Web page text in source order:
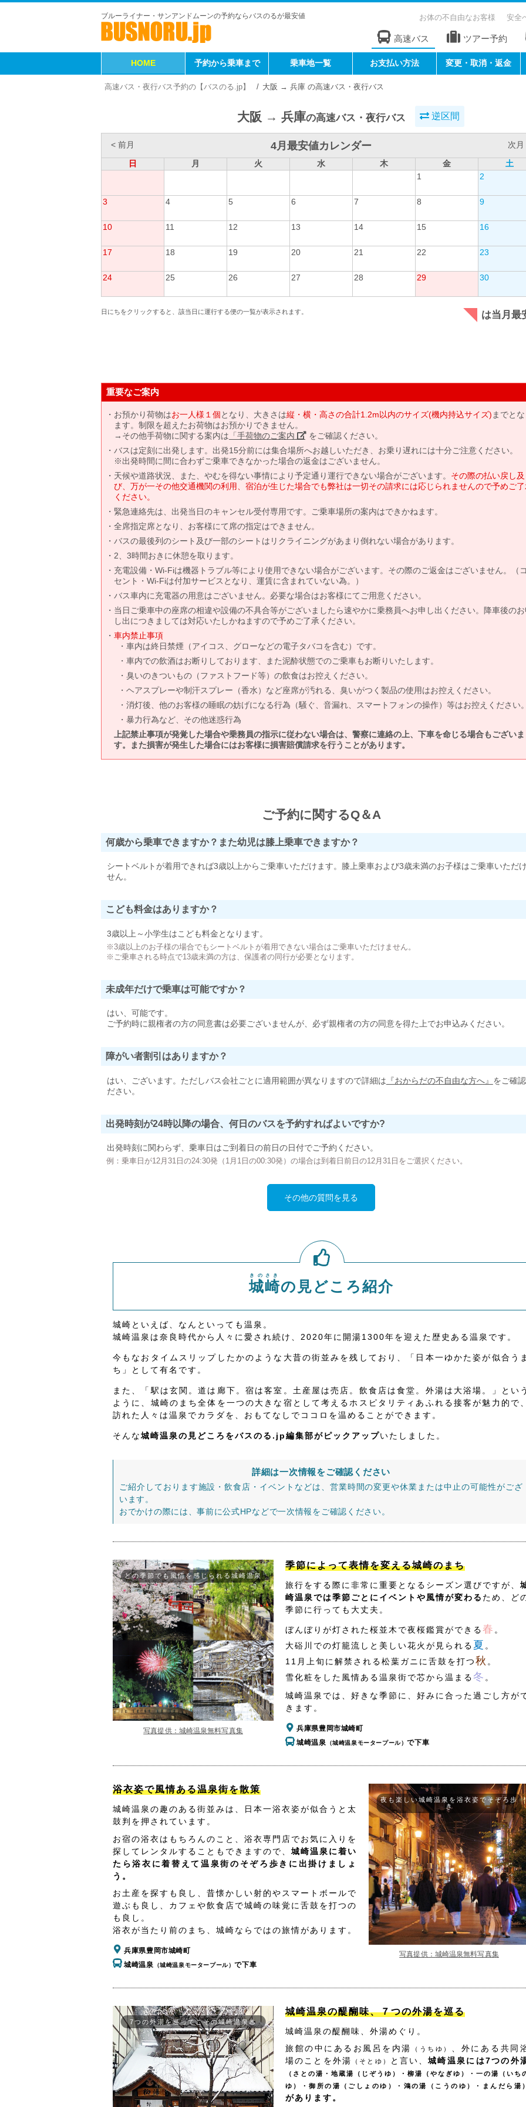
ブルーライナー・サンアンドムーンの予約ならバスのるが最安値 お体の不自由なお客様 安全
高速バス ツアー予約
HOME 予約から乗車まで 乗車地一覧 お支払い方法 変更・取消・返金
高速バス・夜行バス予約の【バスのる.jp】 大阪 → 兵庫 の高速バス・夜行バス
大阪 → 兵庫の高速バス・夜行バス 逆区間
< 前月 4月最安値カレンダー
次月
日
月 火 水 木 金
土
1
2
3 4 5 6 7 8 9
10 11 12 13 14 15 16
17 18 19 20 21 22 23
24 25 26 27 28 29 30
日にちをクリックすると、該当日に運行する便の一覧が表示されます。 は当月最
重要なご案内
お預かり荷物はお一人様１個となり、大きさは縦・横・高さの合計1.2m以内のサイズ(機内持込サイズ) までと
ます。制限を超えたお荷物はお預かりできません。
→その他手荷物に関する案内は 「手荷物のご案内」 をご確認ください。
バスは定刻に出発します。出発15分前には集合場所へお越しいただき、お乗り遅れには十分ご注意ください。
※出発時間に間に合わずご乗車できなかった場合の返金はございません。
天候や道路状況、また、やむを得ない事情により予定通り運行できない場合がございます。 その際の払い戻し及
び、万が一その他交通機関の利用、宿泊が生じた場合でも弊社は一切その請求には応じられませんので予めご
ください。
緊急連絡先は、出発当日のキャンセル受付専用です。ご乗車場所の案内はできかねます。
全席指定席となり、お客様にて席の指定はできません。
バスの最後列のシート及び一部のシートはリクライニングがあまり倒れない場合があります。
2、3時間おきに休憩を取ります。
充電設備・Wi-Fiは機器トラブル等により使用できない場合がございます。その際のご返金はございません。（
セント・Wi-Fiは付加サービスとなり、運賃に含まれていない為。）
バス車内に充電器の用意はございません。必要な場合はお客様にてご用意ください。
当日ご乗車中の座席の相違や設備の不具合等がございましたら速やかに乗務員へお申し出ください。降車後の
し出につきましては対応いたしかねますので予めご了承ください。
車内禁止事項
車内は終日禁煙（アイコス、グローなどの電子タバコを含む）です。
車内での飲酒はお断りしております、また泥酔状態でのご乗車もお断りいたします。
臭いのきついもの（ファストフード等）の飲食はお控えください。
ヘアスプレーや制汗スプレー（香水）など座席が汚れる、臭いがつく製品の使用はお控えください。
消灯後、他のお客様の睡眠の妨げになる行為（騒ぐ、音漏れ、スマートフォンの操作）等はお控えください
暴力行為など、その他迷惑行為
上記禁止事項が発覚した場合や乗務員の指示に従わない場合は、警察に連絡の上、下車を命じる場合もございま
す。また損害が発生した場合にはお客様に損害賠償請求を行うことがあります。
ご予約に関するQ＆A
何歳から乗車できますか？また幼児は膝上乗車できますか？
シートベルトが着用できれば3歳以上からご乗車いただけます。膝上乗車および3歳未満のお子様はご乗車いただ
せん。
こども料金はありますか？
3歳以上～小学生はこども料金となります。
※3歳以上のお子様の場合でもシートベルトが着用できない場合はご乗車いただけません。
※ご乗車される時点で13歳未満の方は、保護者の同行が必要となります。
未成年だけで乗車は可能ですか？
はい、可能です。
ご予約時に親権者の方の同意書は必要ございませんが、必ず親権者の方の同意を得た上でお申込みください。
障がい者割引はありますか？
はい、ございます。ただしバス会社ごとに適用範囲が異なりますので詳細は 『おからだの不自由な方へ』 をご確
ださい。
出発時刻が24時以降の場合、何日のバスを予約すればよいですか?
出発時刻に関わらず、乗車日はご到着日の前日の日付でご予約ください。
例：乗車日が12月31日の24:30発（1月1日の00:30発）の場合は到着日前日の12月31日をご選択ください。
その他の質問を見る
城崎
きのさき
の見どころ紹介
城崎といえば、なんといっても温泉。
城崎温泉は奈良時代から人々に愛され続け、2020年に開湯1300年を迎えた歴史ある温泉です。
今もなおタイムスリップしたかのような大昔の街並みを残しており、「日本一ゆかた姿が似合う
ち」として有名です。
また、「駅は玄関。道は廊下。宿は客室。土産屋は売店。飲食店は食堂。外湯は大浴場。」とい
ように、城崎のまち全体を一つの大きな宿として考えるホスピタリティあふれる接客が魅力的で
訪れた人々は温泉でカラダを、おもてなしでココロを温めることができます。
そんな城崎温泉の見どころをバスのる.jp編集部がピックアップいたしました。
詳細は一次情報をご確認ください
ご紹介しております施設・飲食店・イベントなどは、営業時間の変更や休業または中止の可能性がござ
います。
おでかけの際には、事前に公式HPなどで一次情報をご確認ください。
どの季節でも風情を感じられる城崎温泉
写真提供：城崎温泉無料写真集
季節によって表情を変える城崎のまち
旅行をする際に非常に重要となるシーズン選びですが、
崎温泉では季節ごとにイベントや風情が変わる ため、ど
季節に行っても大丈夫。
ぼんぼりが灯された桜並木で夜桜鑑賞ができる春 。
大硲川での灯籠流しと美しい花火が見られる 夏 。
11月上旬に解禁される松葉ガニに舌鼓を打つ秋 。
雪化粧をした風情ある温泉街で芯から温まる冬 。
城崎温泉では、好きな季節に、好みに合った過ごし方が
きます。
兵庫県豊岡市城崎町
城崎温泉 （城崎温泉モータープール）で下車
浴衣姿で風情ある温泉街を散策
城崎温泉の趣のある街並みは、日本一浴衣姿が似合うと太
鼓判を押されています。
お宿の浴衣はもちろんのこと、浴衣専門店でお気に入りを
探してレンタルすることもできますので、 城崎温泉に着い
たら浴衣に着替えて温泉街のそぞろ歩きに出掛けましょ
う。
お土産を探すも良し、昔懐かしい射的やスマートボールで
遊ぶも良し、カフェや飲食店で城崎の味覚に舌鼓を打つの
も良し。
浴衣が当たり前のまち、城崎ならではの旅情があります。
兵庫県豊岡市城崎町
城崎温泉 （城崎温泉モータープール）で下車
夜も楽しい城崎温泉を浴衣姿でそぞろ歩
き
写真提供：城崎温泉無料写真集
7つの外湯を巡ってこその城崎温泉♨
城崎温泉の醍醐味、７つの外湯を巡る
城崎温泉の醍醐味、外湯めぐり。
旅館の中にあるお風呂を内湯
（うちゆ） 、外にある共同
場のことを外湯
（そとゆ） と言い、 城崎温泉には7つの外
（さとの湯・地蔵湯（じぞうゆ）・柳湯（やなぎゆ）・一の湯（いち
ゆ）・御所の湯（ごしょのゆ）・鴻の湯（こうのゆ）・まんだら湯
があります。